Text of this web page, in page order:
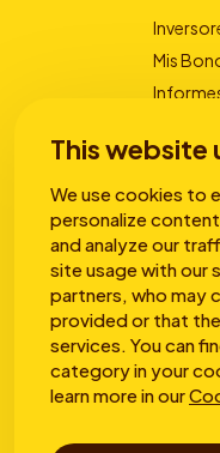
This website
We use cookies to
personalize
and analyze our
site usage with our
partners, who may
provided or that
services. You can
category in your
learn more in our
Mis